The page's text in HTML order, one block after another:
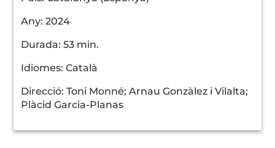
Any: 2024
Durada: 53 min.
Idiomes: Català
Direcció: Toni Monné; Arnau Gonzàlez i Vilalta;
Plàcid Garcia-Planas